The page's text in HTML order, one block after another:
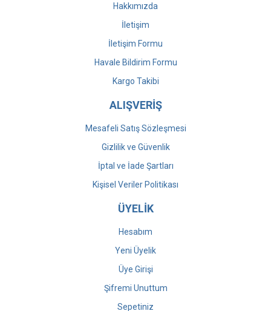
Hakkımızda
İletişim
İletişim Formu
Havale Bildirim Formu
Kargo Takibi
ALIŞVERİŞ
Mesafeli Satış Sözleşmesi
Gizlilik ve Güvenlik
İptal ve İade Şartları
Kişisel Veriler Politikası
ÜYELİK
Hesabım
Yeni Üyelik
Üye Girişi
Şifremi Unuttum
Sepetiniz